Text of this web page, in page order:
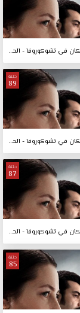
مسلسل كان يا مكان في تشوكوروفا - الحلقة 91
حلقة
89
مسلسل كان يا مكان في تشوكوروفا - الحلقة 89
حلقة
87
مسلسل كان يا مكان في تشوكوروفا - الحلقة 87
حلقة
85